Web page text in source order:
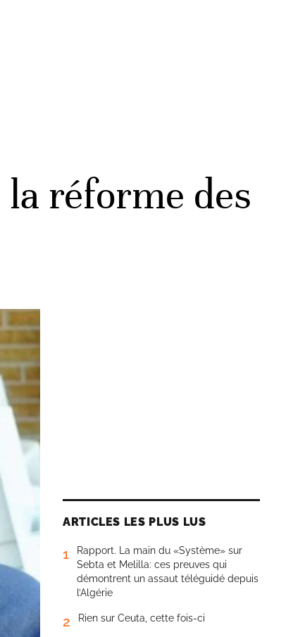
réforme des
ARTICLES LES PLUS LUS
1
Rapport. La main du «Système» sur
Sebta et Melilla: ces preuves qui
démontrent un assaut téléguidé depuis
l’Algérie
2 Rien sur Ceuta, cette fois-ci